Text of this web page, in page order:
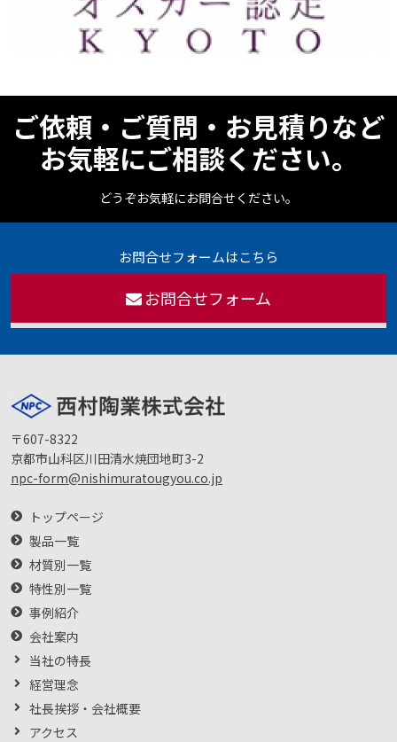
ご依頼・ご質問・お見積りなど
お気軽にご相談ください。
どうぞお気軽にお問合せください。
お問合せフォームはこちら
お問合せフォーム
〒607-8322
京都市山科区川田清水焼団地町3-2
npc-form@nishimuratougyou.co.jp
トップページ
製品一覧
材質別一覧
特性別一覧
事例紹介
会社案内
当社の特長
経営理念
社長挨拶・会社概要
アクセス